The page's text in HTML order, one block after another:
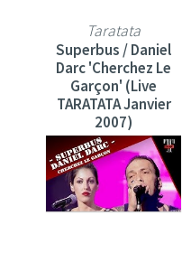
Taratata
Superbus / Daniel
Darc 'Cherchez Le
Garçon' (Live
TARATATA Janvier
2007)